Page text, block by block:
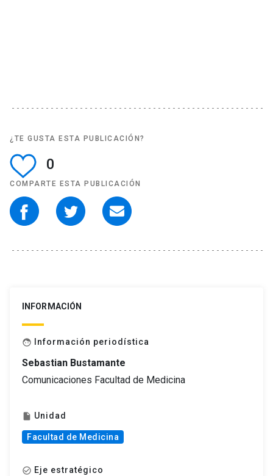
¿TE GUSTA ESTA PUBLICACIÓN?
0
COMPARTE ESTA PUBLICACIÓN
INFORMACIÓN
face Información periodística
Sebastian Bustamante
Comunicaciones Facultad de Medicina
insert_drive_file Unidad
Facultad de Medicina
check_circle_outline Eje estratégico